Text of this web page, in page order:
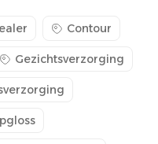
Contour
Gezichtsverzorging